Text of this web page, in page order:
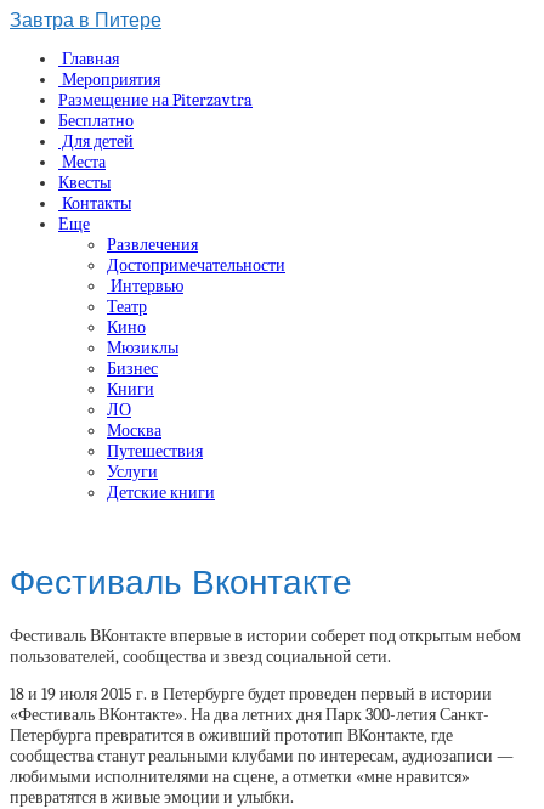
Завтра в Питере
Главная
Мероприятия
Размещение на Piterzavtra
Бесплатно
Для детей
Места
Квесты
Контакты
Еще
Развлечения
Достопримечательности
Интервью
Театр
Кино
Мюзиклы
Бизнес
Книги
ЛО
Москва
Путешествия
Услуги
Детские книги
Фестиваль Вконтакте
Фестиваль ВКонтакте впервые в истории соберет под открытым небом
пользователей, сообщества и звезд социальной сети.
18 и 19 июля 2015 г. в Петербурге будет проведен первый в истории
«Фестиваль ВКонтакте». На два летних дня Парк 300-летия Санкт-
Петербурга превратится в оживший прототип ВКонтакте, где
сообщества станут реальными клубами по интересам, аудиозаписи —
любимыми исполнителями на сцене, а отметки «мне нравится»
превратятся в живые эмоции и улыбки.